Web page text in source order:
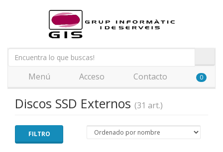
Menú Acceso Contacto 0
Discos SSD Externos (31 art.)
FILTRO